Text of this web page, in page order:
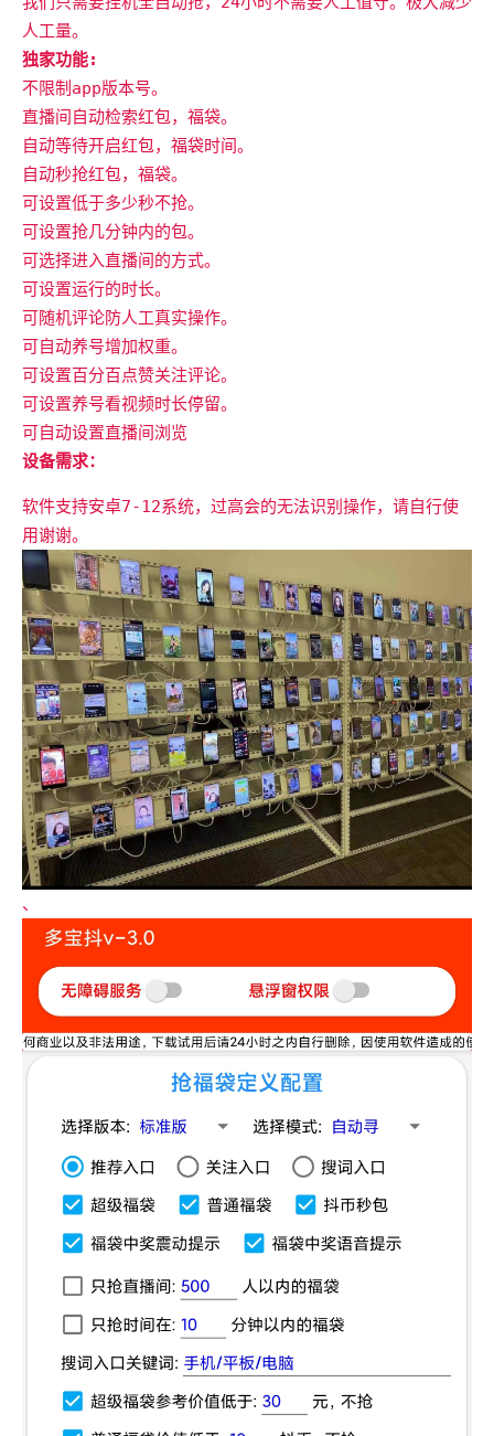
人工量。
独家功能:
不限制app版本号。
直播间自动检索红包，福袋。
自动等待开启红包，福袋时间。
自动秒抢红包，福袋。
可设置低于多少秒不抢。
可设置抢几分钟内的包。
可选择进入直播间的方式。
可设置运行的时长。
可随机评论防人工真实操作。
可自动养号增加权重。
可设置百分百点赞关注评论。
可设置养号看视频时长停留。
可自动设置直播间浏览
设备需求：
软件支持安卓7-12系统，过高会的无法识别操作，请自行使
用谢谢。
、